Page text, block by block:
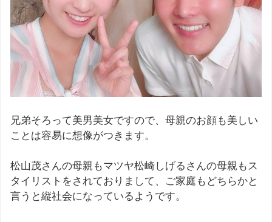
兄弟そろって美男美女ですので、母親のお顔も美しい
ことは容易に想像がつきます。
松山茂さんの母親もマツヤ松崎しげるさんの母親もス
タイリストをされておりまして、ご家庭もどちらかと
言うと縦社会になっているようです。